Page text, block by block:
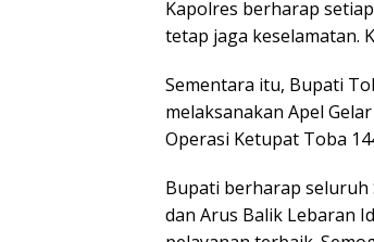
Kapolres berharap
tetap jaga keselamatan.
Sementara itu, Bupati
melaksanakan Apel
Operasi Ketupat Toba
Bupati berharap seluruh
dan Arus Balik Lebaran